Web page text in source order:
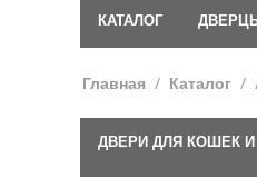
КАТАЛОГ
Главная / Каталог /
ДВЕРИ ДЛЯ КОШЕК